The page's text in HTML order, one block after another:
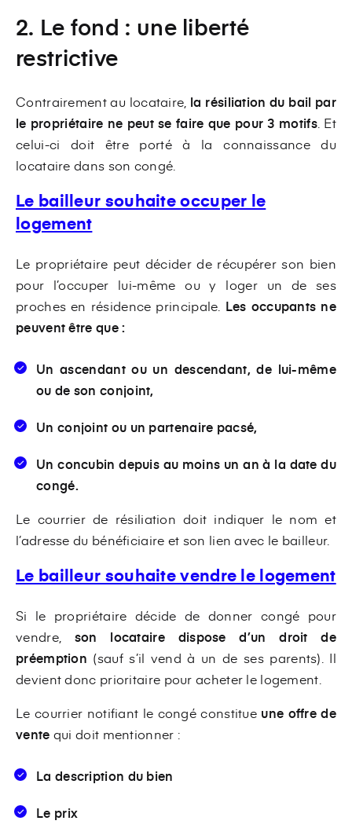
2. Le fond : une liberté
restrictive
Contrairement au locataire, la résiliation du bail par
le propriétaire ne peut se faire que pour 3 motifs. Et
celui-ci doit être porté à la connaissance du
locataire dans son congé.
Le bailleur souhaite occuper le
logement
Le propriétaire peut décider de récupérer son bien
pour l’occuper lui-même ou y loger un de ses
proches en résidence principale. Les occupants ne
peuvent être que :
Un ascendant ou un descendant, de lui-même
ou de son conjoint,
Un conjoint ou un partenaire pacsé,
Un concubin depuis au moins un an à la date du
congé.
Le courrier de résiliation doit indiquer le nom et
l’adresse du bénéficiaire et son lien avec le bailleur.
Le bailleur souhaite vendre le logement
Si le propriétaire décide de donner congé pour
vendre, son locataire dispose d’un droit de
préemption (sauf s’il vend à un de ses parents). Il
devient donc prioritaire pour acheter le logement.
Le courrier notifiant le congé constitue une offre de
vente qui doit mentionner :
La description du bien
Le prix